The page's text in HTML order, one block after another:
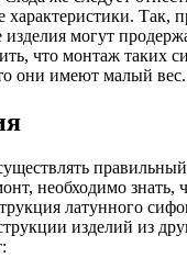
характеристики. Так,
могут
что монтаж таких
они имеют малый вес.
необходимо знать,
латунного
изделий из